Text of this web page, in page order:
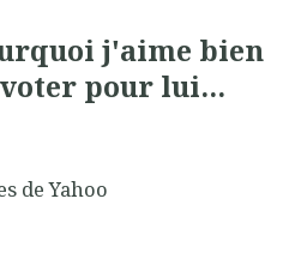
j'aime bien
pour lui...
de Yahoo